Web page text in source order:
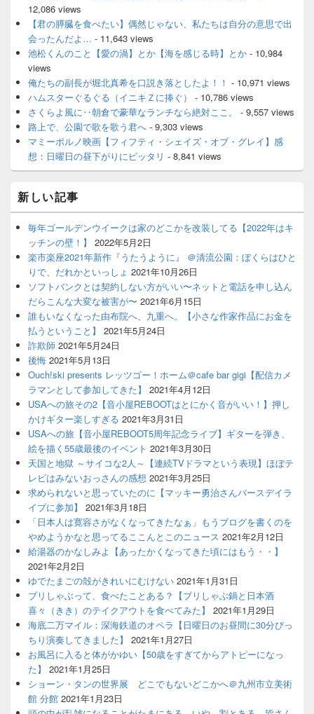
12,086 views
【君の膵臓を食べたい】偶然じゃない、私たちは自分の意思で出
会ったんだよ… - 11,643 views
池松くんのこと【愛の渦】とか【海を感じる時】とか - 10,984
views
俺たちの副長が堀北真希を口説き落としたよ！！ - 10,971 views
ハムスターぐるぐる（イニキＺに捧ぐ）
- 10,786 views
さくらよ風に‥朝倉で豪華なランチなら絶対ここ。
- 9,557 views
路上で、公園で歌を歌う君へ - 9,303 views
マミーポルノ映画【フィフティ・シェイズ・オブ・グレイ】感
想：日曜日の昼下がりにピッタリ - 8,841 views
新しい記事
毎年ゴールデンウイークは家のどこかを改装してる【2022年はキ
ッチンの壁！】
2022年5月2日
楽市楽座2021年新作『うたうように』 ＠清流公園：ぼくらはひと
りで、だれかといっしょ 2021年10月26日
ソフトバンクとは契約しない方がいい〜ネットと電話を申し込ん
だらこんな大変な被害が〜 2021年6月15日
誰もいなくなった由布院へ、九重へ。【小さな作家作品にお金を
払うということ】
2021年5月24日
詐欺師 2021年5月24日
後悔 2021年5月13日
Ouch!ski presents レッツゴー！ホーム＠cafe bar gigi【配信カメ
ラマンとして参加してきた】
2021年4月12日
USAへの旅その2【音小屋REBOOTはとにかく音がいい！】押し
かけギター楽しすぎる 2021年3月31日
USAへの旅【音小屋REBOOT5周年記念ライブ】ギターを弾き、
絵を描く55歳最後のイベント 2021年3月30日
天国と地獄 ～サイコな2人～【連続TVドラマという表現】ほぼテ
レビはみないおっさんの感想 2021年3月25日
求められないと思っていたのに【マッキー勇治さんバースデイラ
イブに参加】
2021年3月18日
「日本人は寛容さがなくなってきたなぁ」もうブログを書くのを
やめようかなと思ってるここんとこのニュース 2021年2月12日
給湯器のかなしみよ【あったかくなってきた頃にはもう・・】
2021年2月2日
ゆでたまごの殻がきれいにむけない 2021年1月31日
ブリしゃぶって、食べたことある？【ブリしゃぶ鍋と日本酒
喜々（きき）のテイクアウトを食べてみた】
2021年1月29日
海底二万マイル：深海鉄道のオペラ【日曜日のお昼間に30分びっ
ちり演奏してきました】
2021年1月27日
お風呂に入ると体がかゆい【50歳をすぎてからアトピーになっ
た】
2021年1月25日
ショーン・タンの世界展 どこでもないどこかへ＠九州市立美術
館 分館 2021年1月23日